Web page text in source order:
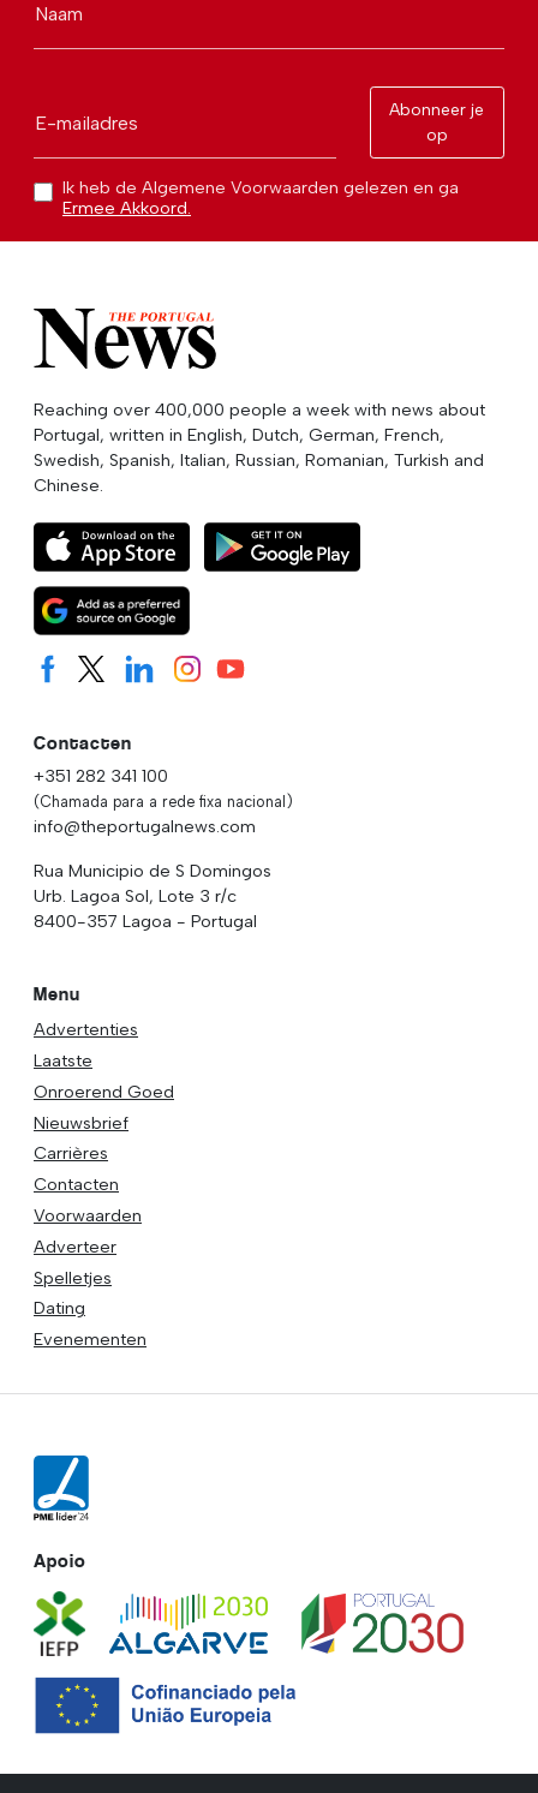
Naam
E-mailadres
Abonneer je
op
Ik heb de Algemene Voorwaarden gelezen en ga
Ermee Akkoord.
Reaching over 400,000 people a week with news about
Portugal, written in English, Dutch, German, French,
Swedish, Spanish, Italian, Russian, Romanian, Turkish and
Chinese.
Contacten
+351 282 341 100
(Chamada para a rede fixa nacional)
info@theportugalnews.com
Rua Municipio de S Domingos
Urb. Lagoa Sol, Lote 3 r/c
8400-357 Lagoa - Portugal
Menu
Advertenties
Laatste
Onroerend Goed
Nieuwsbrief
Carrières
Contacten
Voorwaarden
Adverteer
Spelletjes
Dating
Evenementen
Apoio